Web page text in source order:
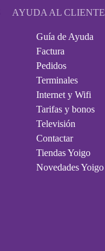
AYUDA AL CLIENTE
Guía de Ayuda
Factura
Pedidos
Terminales
Internet y Wifi
Tarifas y bonos
Televisión
Contactar
Tiendas Yoigo
Novedades Yoigo